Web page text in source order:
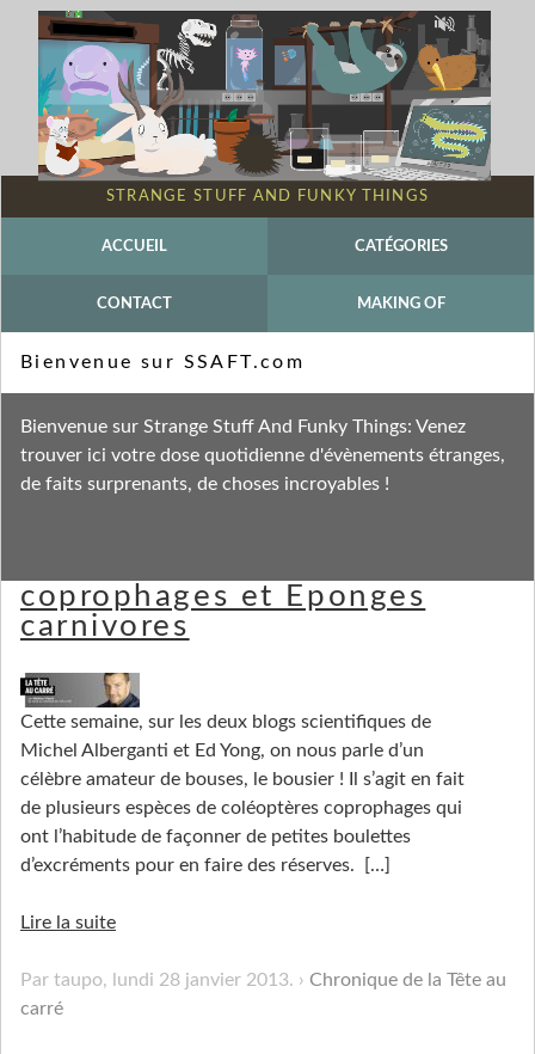
STRANGE STUFF AND FUNKY THINGS
ACCUEIL CATÉGORIES
CONTACT MAKING OF
Fil des commentaires
coprophages et Eponges
carnivores
Cette semaine, sur les deux blogs scientifiques de
Michel Alberganti et Ed Yong, on nous parle d’un
célèbre amateur de bouses, le bousier ! Il s’agit en fait
de plusieurs espèces de coléoptères coprophages qui
ont l’habitude de façonner de petites boulettes
d’excréments pour en faire des réserves.
[…]
Lire la suite
Par taupo, lundi 28 janvier 2013.
Chronique de la Tête au
carré
Bienvenue sur SSAFT.com
Bienvenue sur Strange Stuff And Funky Things: Venez
trouver ici votre dose quotidienne d'évènements étranges,
de faits surprenants, de choses incroyables !